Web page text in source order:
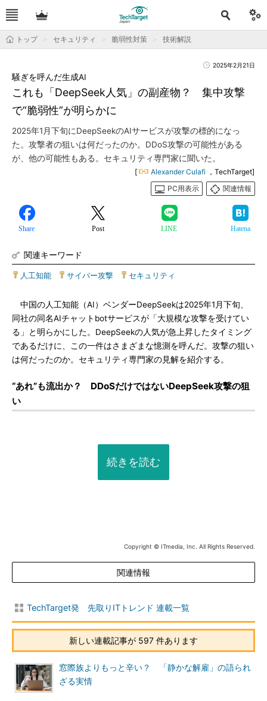
トップ セキュリティ 脆弱性対策 技術解説
2025年2月21日
これも「DeepSeek人気」の副産物？ 集中攻撃
で“脆弱性”が明らかに
騒ぎを呼んだ生成AI
2025年1月下旬にDeepSeekのAIサービスが攻撃の標的になっ
た。攻撃者の狙いは何だったのか。DDoS攻撃の可能性がある
が、他の可能性もある。セキュリティ専門家に聞いた。
[ Alexander Culafi ，TechTarget]
PC用表示
関連情報
Share Post LINE Hatena
関連キーワード
人工知能 サイバー攻撃 セキュリティ
中国の人工知能（AI）ベンダーDeepSeekは2025年1月下旬、
同社の同名AIチャットbotサービスが「大規模な攻撃を受けてい
る」と明らかにした。DeepSeekの人気が急上昇したタイミング
であるだけに、この一件はさまざまな憶測を呼んだ。攻撃の狙い
は何だったのか。セキュリティ専門家の見解を紹介する。
“あれ”も流出か？ DDoSだけではないDeepSeek攻撃の狙
い
続きを読む
Copyright © ITmedia, Inc. All Rights Reserved.
関連情報
TechTarget発 先取りITトレンド 連載一覧
新しい連載記事が 597 件あります
窓際族よりもっと辛い？ 「静かな解雇」の語られ
ざる実情